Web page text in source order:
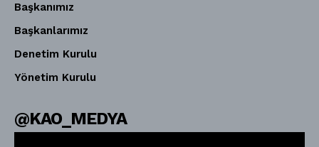
Başkanımız
Başkanlarımız
Denetim Kurulu
Yönetim Kurulu
@KAO_MEDYA